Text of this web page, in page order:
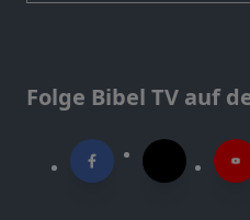
Folge Bibel TV auf